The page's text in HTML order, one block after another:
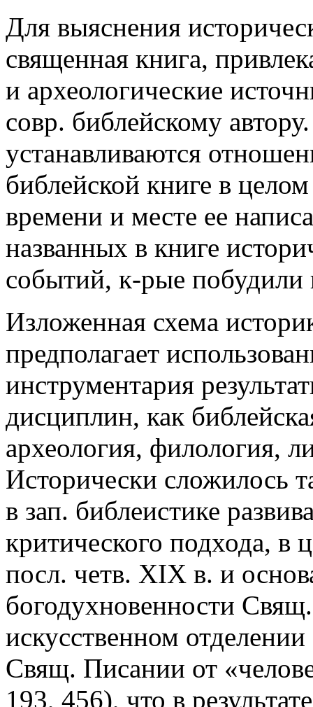
Для выяснения
священная книга,
и археологические
совр. библейскому
устанавливаются
библейской книге в
времени и месте ее
названных в книге
событий, к-рые
Изложенная схема
предполагает
инструментария
дисциплин, как
археология, филология,
Исторически сложилось
в зап. библеистике
критического подхода, в
посл. четв. XIX в. и
богодухновенности
искусственном
Свящ. Писании от
193, 456), что в